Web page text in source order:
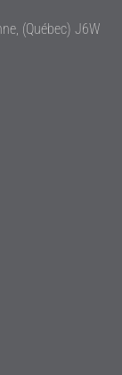
(Québec) J6W